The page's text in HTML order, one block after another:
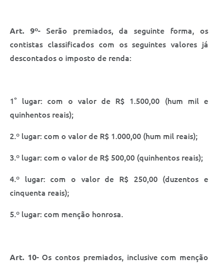
Art. 9º- Serão premiados, da seguinte forma, os
contistas classificados com os seguintes valores já
descontados o imposto de renda:
1° lugar: com o valor de R$ 1.500,00 (hum mil e
quinhentos reais);
2.º lugar: com o valor de R$ 1.000,00 (hum mil reais);
3.º lugar: com o valor de R$ 500,00 (quinhentos reais);
4.º lugar: com o valor de R$ 250,00 (duzentos e
cinquenta reais);
5.º lugar: com menção honrosa.
Art. 10- Os contos premiados, inclusive com menção